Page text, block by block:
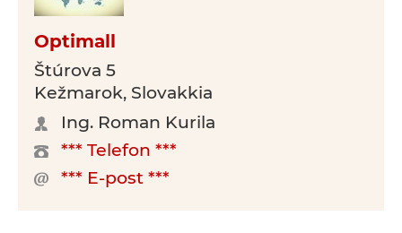
Optimall
Štúrova 5
Kežmarok, Slovakkia
Ing. Roman Kurila
*** Telefon ***
*** E-post ***